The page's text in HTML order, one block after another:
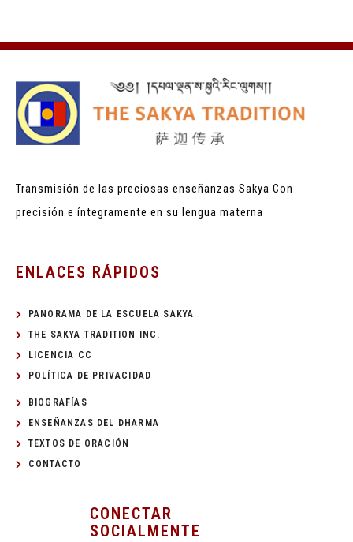
Transmisión de las preciosas enseñanzas Sakya Con
precisión e íntegramente en su lengua materna
ENLACES RÁPIDOS
PANORAMA DE LA ESCUELA SAKYA
THE SAKYA TRADITION INC.
LICENCIA CC
POLÍTICA DE PRIVACIDAD
BIOGRAFÍAS
ENSEÑANZAS DEL DHARMA
TEXTOS DE ORACIÓN
CONTACTO
CONECTAR
SOCIALMENTE